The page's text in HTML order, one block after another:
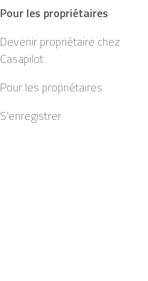
Pour les propriétaires
Devenir propriétaire chez
Casapilot
Pour les propriétaires
S’enregistrer